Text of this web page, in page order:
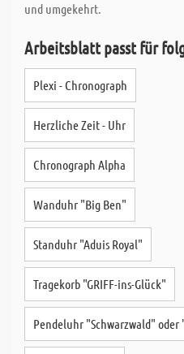
und umgekehrt.
Arbeitsblatt passt für
Plexi - Chronograph
Herzliche Zeit - Uhr
Chronograph Alpha
Wanduhr "Big Ben"
Standuhr "Aduis Royal"
Tragekorb "GRIFF-ins-Glück"
Pendeluhr "Schwarzwald" oder